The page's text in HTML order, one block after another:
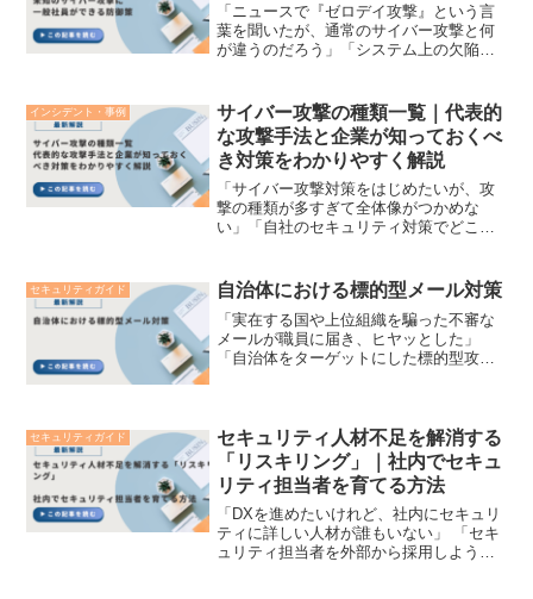
「ニュースで『ゼロデイ攻撃』という言
葉を聞いたが、通常のサイバー攻撃と何
が違うのだろう」「システム上の欠陥
のだろうか」このような新しいサイバー
脅威に対する疑問や、自社...
インシデント・事例
サイバー攻撃の種類一覧｜代表的
な攻撃手法と企業が知っておくべ
き対策をわかりやすく解説
「サイバー攻撃対策をはじめたいが、攻
撃の種類が多すぎて全体像がつかめな
い」「自社のセキュリティ対策でどこに
ー攻撃の手法は年々多様化・高度化して
います。攻撃の狙いは単な...
セキュリティガイド 自治体における標的型メール対策
「実在する国や上位組織を騙った不審な
メールが職員に届き、ヒヤッとした」
「自治体をターゲットにした標的型攻撃
治体）や公的機関において...
セキュリティガイド
セキュリティ人材不足を解消する
「リスキリング」｜社内でセキュ
リティ担当者を育てる方法
「DXを進めたいけれど、社内にセキュリ
ティに詳しい人材が誰もいない」 「セキ
ュリティ担当者を外部から採用しようと